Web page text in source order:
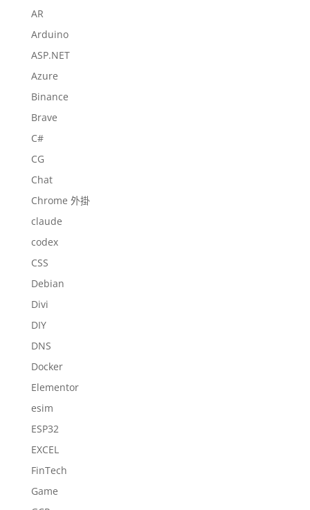
AR
Arduino
ASP.NET
Azure
Binance
Brave
C#
CG
Chat
Chrome 外掛
claude
codex
CSS
Debian
Divi
DIY
DNS
Docker
Elementor
esim
ESP32
EXCEL
FinTech
Game